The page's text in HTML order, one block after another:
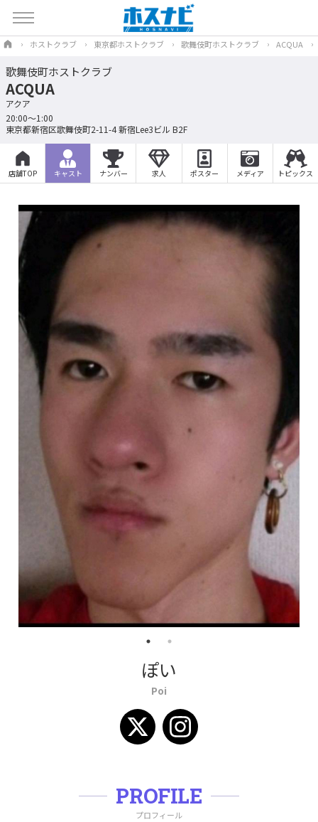
ホストクラブ 東京都ホストクラブ 歌舞伎町ホストクラブ ACQUA
歌舞伎町ホストクラブ
ACQUA
アクア
20:00〜1:00
東京都新宿区歌舞伎町2-11-4 新宿Lee3ビル B2F
店舗TOP キャスト ナンバー 求人 ポスター メディア トピックス
ぽい
Poi
PROFILE
プロフィール